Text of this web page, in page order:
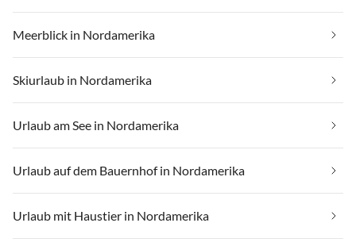
Meerblick in Nordamerika
Skiurlaub in Nordamerika
Urlaub am See in Nordamerika
Urlaub auf dem Bauernhof in Nordamerika
Urlaub mit Haustier in Nordamerika